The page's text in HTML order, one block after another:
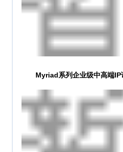
Myriad系列企业级中高端IP